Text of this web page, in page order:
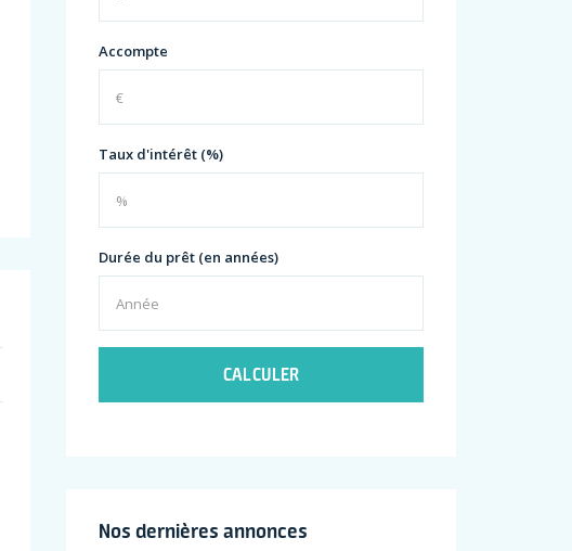
Accompte
Taux d'intérêt (%)
Durée du prêt (en années)
CALCULER
Nos dernières annonces